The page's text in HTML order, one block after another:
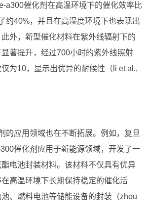
a300催化剂在高温环境下的催化效率比
约40%，并且在高湿度环境下也表现出
外，新型催化材料在紫外线辐射下的
著提升，经过700小时的紫外线照射
为10，显示出优异的耐候性（li et al.,
的应用领域也在不断拓展。例如，复旦
催化剂应用于新能源领域，开发了一
电池封装材料。该材料不仅具有优异
高温环境下长期保持稳定的催化活
、燃料电池等储能设备的封装（zhou